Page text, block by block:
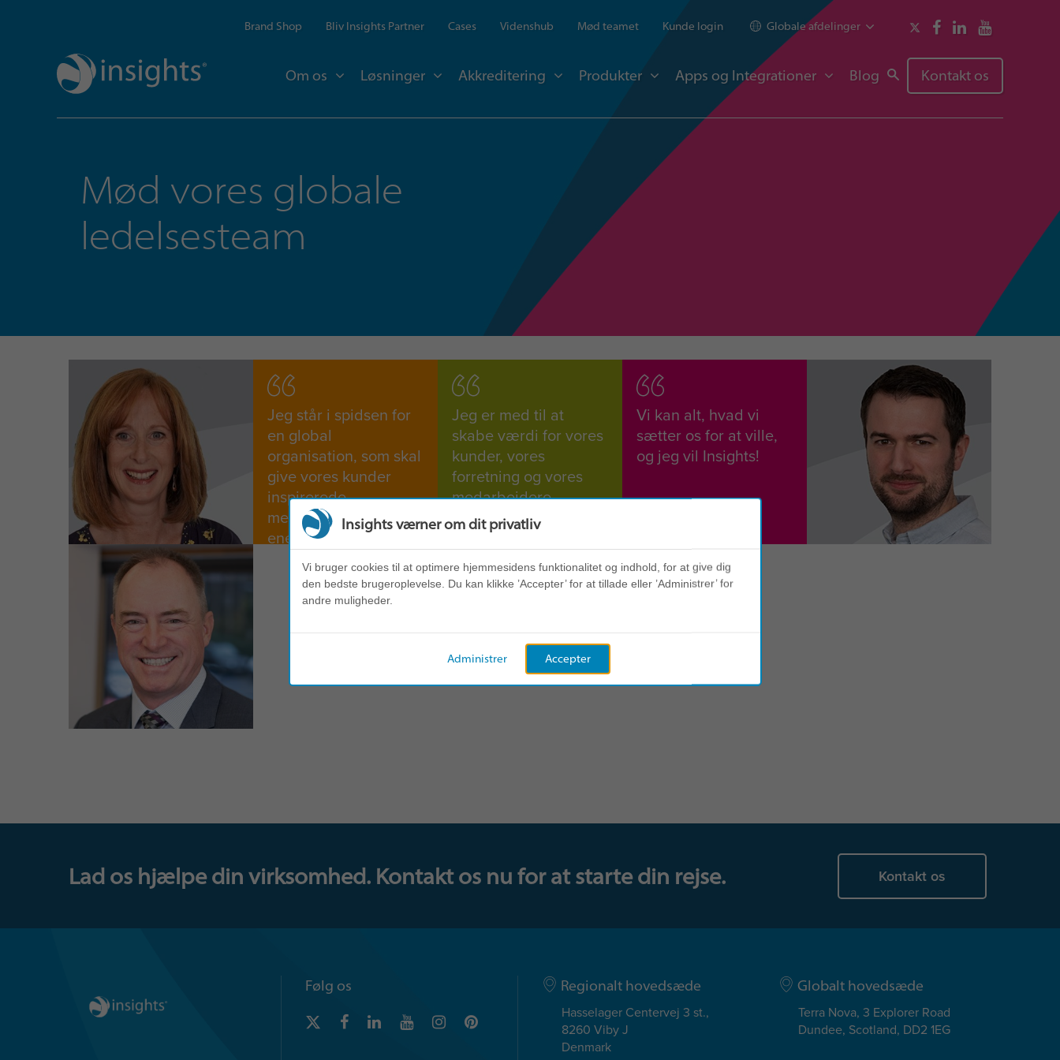
Brand Shop Bliv Insights Partner Cases Videnshub Mød teamet Kunde login Globale afdelinger
Om os Løsninger Akkreditering Produkter Apps og Integrationer Blog Kontakt os
Mød vores globale
ledelsesteam
Jeg står i spidsen for
en global
organisation, som skal
give vores kunder
inspirerede
medarbejdere og
enestående resultater.
Jeg er med til at
skabe værdi for vores
kunder, vores
forretning og vores
medarbejdere.
Vi kan alt, hvad vi
sætter os for at ville,
og jeg vil Insights!
Lad os hjælpe din virksomhed. Kontakt os nu for at starte din rejse. Kontakt os
Følg os
Regionalt hovedsæde
Hasselager Centervej 3 st.,
8260 Viby J
Denmark
Globalt hovedsæde
Terra Nova, 3 Explorer Road
Dundee, Scotland, DD2 1EG
Insights værner om dit privatliv
Vi bruger cookies til at optimere hjemmesidens funktionalitet og indhold, for at give dig
den bedste brugeroplevelse. Du kan klikke ’Accepter’ for at tillade eller ’Administrer’ for
andre muligheder.
Accepter
Administrer